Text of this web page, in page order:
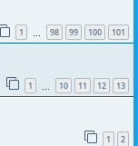
1 98 99 100 101
1 10 11 12 13
1 2